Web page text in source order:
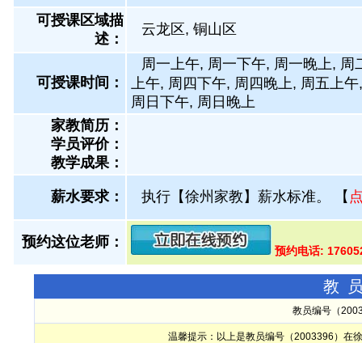
可授课区域描
述：
云龙区, 铜山区
可授课时间：
周一上午, 周一下午, 周一晚上,
上午, 周四下午, 周四晚上, 周五上
周日下午, 周日晚上
家教简历：
学员评价：
教学成果：
薪水要求： 执行【徐州家教】薪水标准。 【
预约这位老师：
预约电话:
教
教员编号（
温馨提示：以上是教员编号（2003396）在